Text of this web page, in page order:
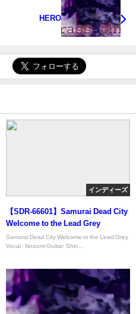
HERO
インディーズ
【SDR-66601】Samurai Dead City
Welcome to the Lead Grey
Samurai Dead City Welcome to the Lead Grey
Vocal : Nozomi Guitar: Shin...